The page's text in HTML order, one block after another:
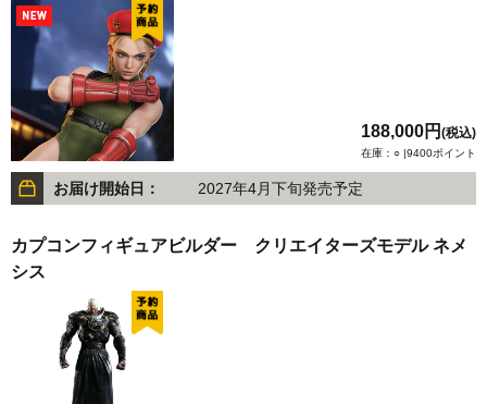
188,000円 (税込)
在庫：○ |9400ポイント
お届け開始日： 2027年4月下旬発売予定
カプコンフィギュアビルダー クリエイターズモデル ネメ
シス